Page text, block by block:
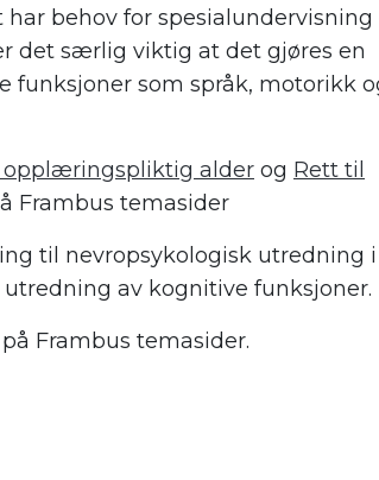
behov for spesialundervisning
det særlig viktig at det gjøres en
som språk, motorikk
opplæringspliktig alder og Rett til
Frambus temasider
til nevropsykologisk utredning i
av kognitive funksjoner.
på Frambus temasider.